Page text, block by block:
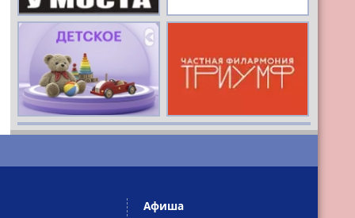
РЕКЛАМА 16+
Афиша